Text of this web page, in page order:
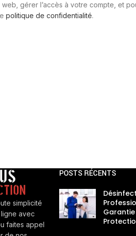
gérer l’accès à votre compte, et
politique de confidentialité.
simplicité
avec
faites appel
POSTS RÉCENTS